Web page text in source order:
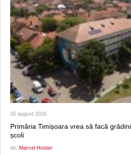
05 august 2026
Primăria Timișoara vrea să facă
școli
de: Marcel Hoster